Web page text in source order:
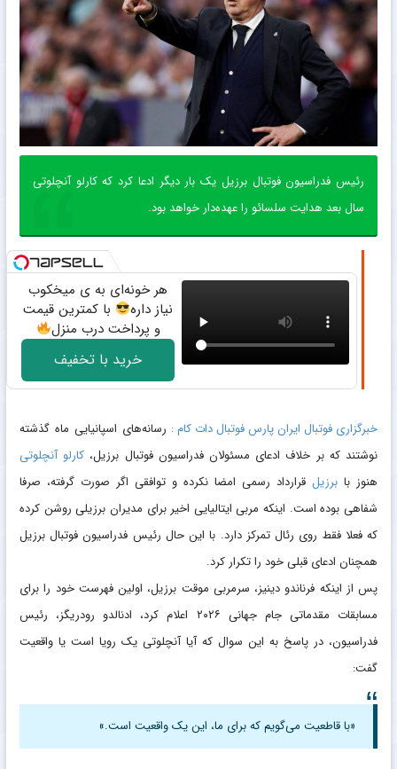
رئیس فدراسیون فوتبال برزیل یک بار دیگر ادعا کرد که کارلو آنچلوتی
سال بعد هدایت سلسائو را عهده‌دار خواهد بود.
هر خونه‌ای به ی میخکوب
نیاز داره
با کمترین قیمت
و پرداخت درب منزل
خرید با تخفیف
خبرگزاری فوتبال ایران پارس فوتبال دات کام : رسانه‌های اسپانیایی ماه گذشته
نوشتند که بر خلاف ادعای مسئولان فدراسیون فوتبال برزیل، کارلو آنچلوتی
هنوز با برزیل قرارداد رسمی امضا نکرده و توافقی اگر صورت گرفته، صرفا
شفاهی بوده است. اینکه مربی ایتالیایی اخیر برای مدیران برزیلی روشن کرده
که فعلا فقط روی رئال تمرکز دارد. با این حال رئیس فدراسیون فوتبال برزیل
همچنان ادعای قبلی خود را تکرار کرد.
پس از اینکه فرناندو دینیز، سرمربی موقت برزیل، اولین فهرست خود را برای
مسابقات مقدماتی جام جهانی ۲۰۲۶ اعلام کرد، ادنالدو رودریگز، رئیس
فدراسیون، در پاسخ به این سوال که آیا آنچلوتی یک رویا است یا واقعیت
گفت:
«با قاطعیت می‌گویم که برای ما، این یک واقعیت است.»